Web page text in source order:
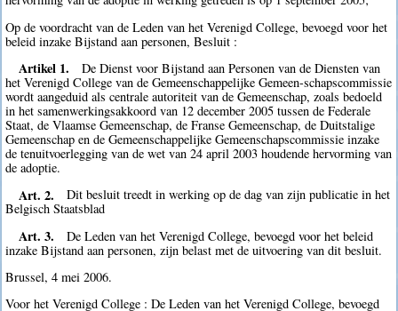
Op de voordracht van de Leden van het Verenigd College, bevoegd voor het
beleid inzake Bijstand aan personen, Besluit :
Artikel 1.
De Dienst voor Bijstand aan Personen van de Diensten van
het Verenigd College van de Gemeenschappelijke Gemeen-schapscommissie
wordt aangeduid als centrale autoriteit van de Gemeenschap, zoals bedoeld
in het samenwerkingsakkoord van 12 december 2005 tussen de Federale
Staat, de Vlaamse Gemeenschap, de Franse Gemeenschap, de Duitstalige
Gemeenschap en de Gemeenschappelijke Gemeenschapscommissie inzake
de tenuitvoerlegging van de wet van 24 april 2003 houdende hervorming van
de adoptie.
Art. 2.
Dit besluit treedt in werking op de dag van zijn publicatie in het
Belgisch Staatsblad
Art. 3.
De Leden van het Verenigd College, bevoegd voor het beleid
inzake Bijstand aan personen, zijn belast met de uitvoering van dit besluit.
Brussel, 4 mei 2006.
Voor het Verenigd College : De Leden van het Verenigd College, bevoegd